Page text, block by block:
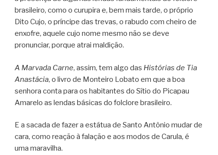
brasileiro, como o curupira e, bem mais tarde, o próprio
Dito Cujo, o príncipe das trevas, o rabudo com cheiro de
enxofre, aquele cujo nome mesmo não se deve
pronunciar, porque atrai maldição.
A Marvada Carne, assim, tem algo das Histórias de Tia
Anastácia, o livro de Monteiro Lobato em que a boa
senhora conta para os habitantes do Sítio do Picapau
Amarelo as lendas básicas do folclore brasileiro.
E a sacada de fazer a estátua de Santo Antônio mudar de
cara, como reação à falação e aos modos de Carula, é
uma maravilha.